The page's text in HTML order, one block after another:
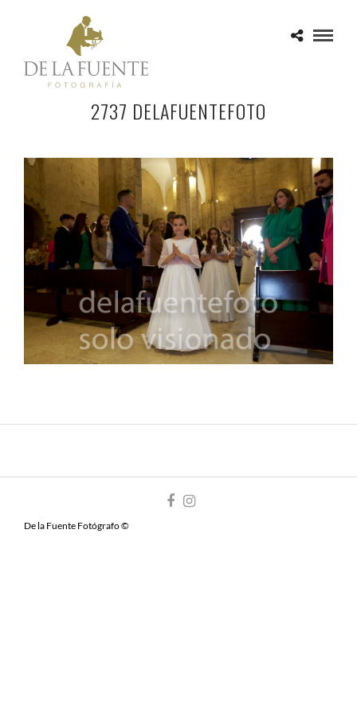
2737 DELAFUENTEFOTO
De la Fuente Fotógrafo ©